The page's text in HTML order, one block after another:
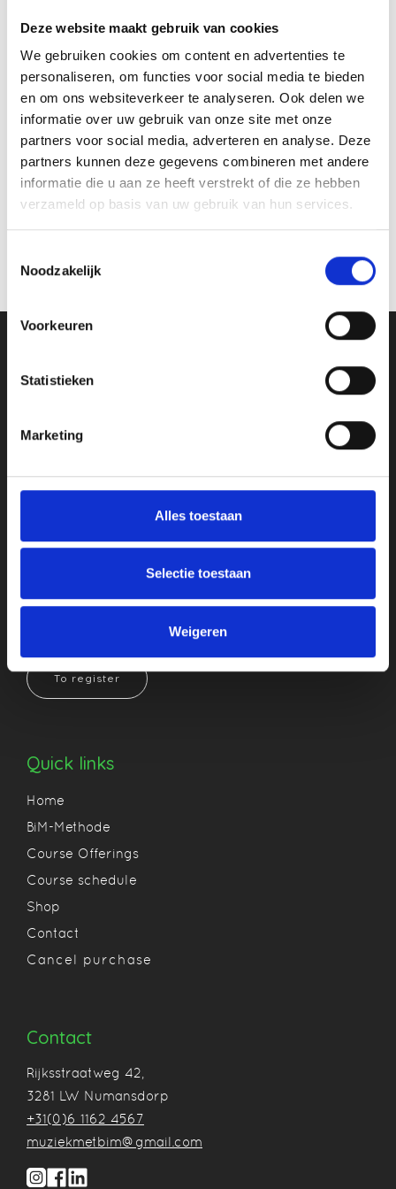
Deze website maakt gebruik van cookies
We gebruiken cookies om content en advertenties te
personaliseren, om functies voor social media te bieden
en om ons websiteverkeer te analyseren. Ook delen we
informatie over uw gebruik van onze site met onze
partners voor social media, adverteren en analyse. Deze
partners kunnen deze gegevens combineren met andere
informatie die u aan ze heeft verstrekt of die ze hebben
verzameld op basis van uw gebruik van hun services.
Noodzakelijk
Voorkeuren
Statistieken
Marketing
Alles toestaan
Selectie toestaan
Weigeren
geranium wordt van bloem tot steel gebruikt
voor de winning
BiM-activiteit: ‘stappende proppen’
€ 10,95
Bestellen
Want to stay updated on BiM? Sign up for our
To register
Quick links
Home
BiM-Methode
Course Offerings
Course schedule
Shop
Contact
Cancel purchase
Contact
Rijksstraatweg 42,
3281 LW Numansdorp
+31(0)6 1162 4567
muziekmetbim@gmail.com
Jouw winkelwagen is op dit moment leeg.